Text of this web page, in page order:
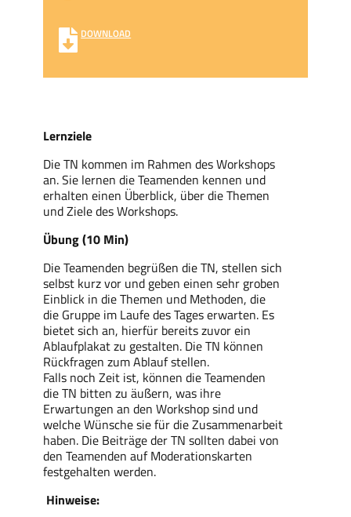
Lernziele
Die TN kommen im Rahmen des Workshops
an. Sie lernen die Teamenden kennen und
erhalten einen Überblick, über die Themen
und Ziele des Workshops.
Übung (10 Min)
Die Teamenden begrüßen die TN, stellen sich
selbst kurz vor und geben einen sehr groben
Einblick in die Themen und Methoden, die
die Gruppe im Laufe des Tages erwarten. Es
bietet sich an, hierfür bereits zuvor ein
Ablaufplakat zu gestalten. Die TN können
Rückfragen zum Ablauf stellen.
Falls noch Zeit ist, können die Teamenden
die TN bitten zu äußern, was ihre
Erwartungen an den Workshop sind und
welche Wünsche sie für die Zusammenarbeit
haben. Die Beiträge der TN sollten dabei von
den Teamenden auf Moderationskarten
festgehalten werden.
Hinweise:
DOWNLOAD